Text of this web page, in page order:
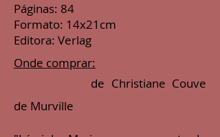
Páginas: 84
Formato: 14x21cm
Editora: Verlag
Onde comprar:
de Christiane Couve
de Murville